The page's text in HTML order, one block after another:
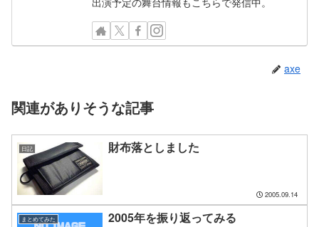
axe
関連がありそうな記事
日記 財布落としました
2005.09.14
まとめてみた 2005年を振り返ってみる